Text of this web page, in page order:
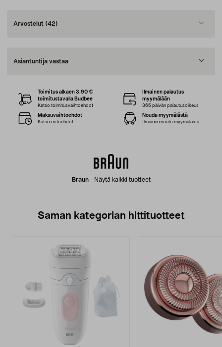
Arvostelut (42)
Asiantuntija vastaa
Braun- Näytä kaikki tuotteet
Toimitus alkaen 3,90 €
toimitustavalla Budbee
Katso toimitusvaihtoehdot
Ilmainen palautus
myymälään
365 päivän palautusoikeus
Maksuvaihtoehdot
Katso ostoehdot
Nouda myymälästä
Ilmainen nouto myymälästä
Saman kategorian hittituotteet